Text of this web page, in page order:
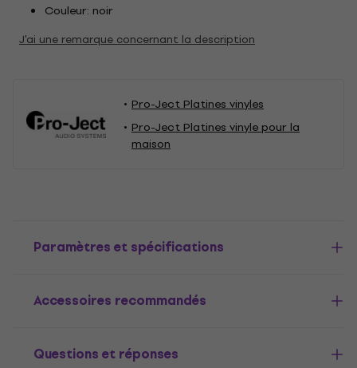
Couleur: noir
J'ai une remarque concernant la description
Pro-Ject Platines vinyles
Pro-Ject Platines vinyle pour la
maison
Paramètres et spécifications
Accessoires recommandés
Questions et réponses